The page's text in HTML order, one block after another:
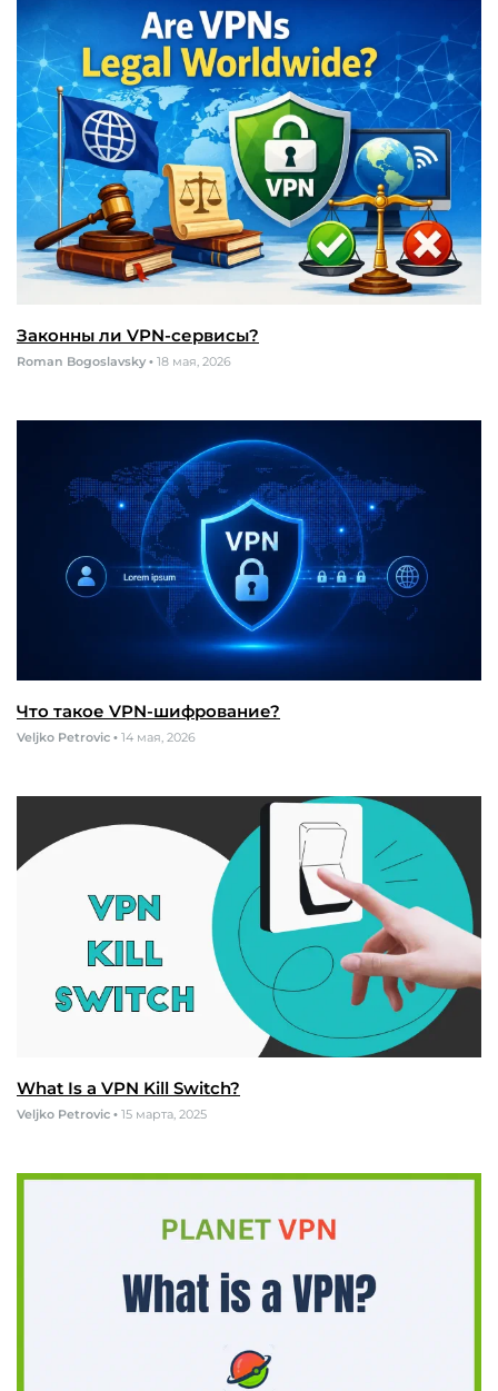
Законны ли VPN-сервисы?
Roman Bogoslavsky • 18 мая, 2026
Что такое VPN-шифрование?
Veljko Petrovic • 14 мая, 2026
What Is a VPN Kill Switch?
Veljko Petrovic • 15 марта, 2025